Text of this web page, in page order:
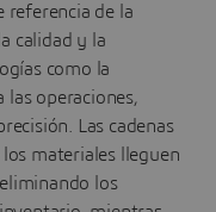
referencia de la
calidad y la
como la
las operaciones,
Las cadenas
materiales lleguen
los